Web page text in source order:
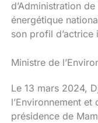
d’Administration
énergétique
son profil
Ministre de
Le 13 mars 2024,
l’Environnement
présidence de